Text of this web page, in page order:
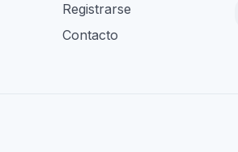
Registrarse
Contacto